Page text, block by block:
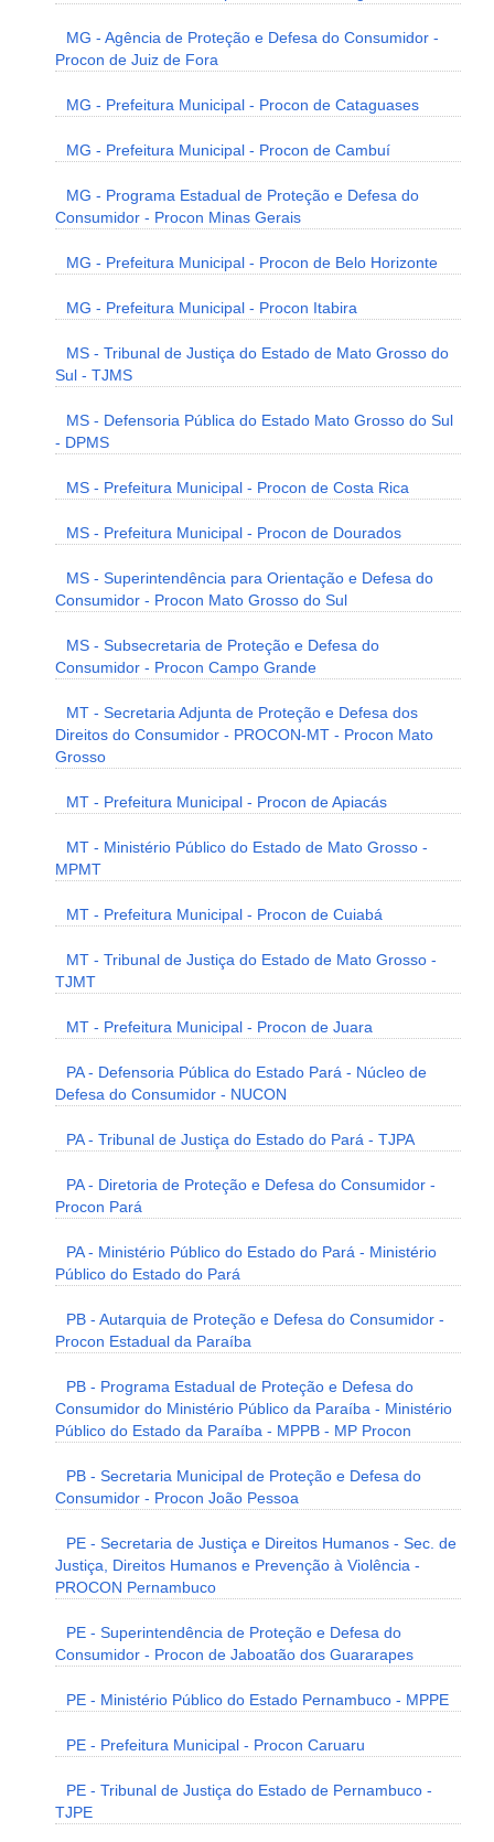
MG - Agência de Proteção e Defesa do Consumidor -
Procon de Juiz de Fora
MG - Prefeitura Municipal - Procon de Cataguases
MG - Prefeitura Municipal - Procon de Cambuí
MG - Programa Estadual de Proteção e Defesa do
Consumidor - Procon Minas Gerais
MG - Prefeitura Municipal - Procon de Belo Horizonte
MG - Prefeitura Municipal - Procon Itabira
MS - Tribunal de Justiça do Estado de Mato Grosso do
Sul - TJMS
MS - Defensoria Pública do Estado Mato Grosso do Sul
- DPMS
MS - Prefeitura Municipal - Procon de Costa Rica
MS - Prefeitura Municipal - Procon de Dourados
MS - Superintendência para Orientação e Defesa do
Consumidor - Procon Mato Grosso do Sul
MS - Subsecretaria de Proteção e Defesa do
Consumidor - Procon Campo Grande
MT - Secretaria Adjunta de Proteção e Defesa dos
Direitos do Consumidor - PROCON-MT - Procon Mato
Grosso
MT - Prefeitura Municipal - Procon de Apiacás
MT - Ministério Público do Estado de Mato Grosso -
MPMT
MT - Prefeitura Municipal - Procon de Cuiabá
MT - Tribunal de Justiça do Estado de Mato Grosso -
TJMT
MT - Prefeitura Municipal - Procon de Juara
PA - Defensoria Pública do Estado Pará - Núcleo de
Defesa do Consumidor - NUCON
PA - Tribunal de Justiça do Estado do Pará - TJPA
PA - Diretoria de Proteção e Defesa do Consumidor -
Procon Pará
PA - Ministério Público do Estado do Pará - Ministério
Público do Estado do Pará
PB - Autarquia de Proteção e Defesa do Consumidor -
Procon Estadual da Paraíba
PB - Programa Estadual de Proteção e Defesa do
Consumidor do Ministério Público da Paraíba - Ministério
Público do Estado da Paraíba - MPPB - MP Procon
PB - Secretaria Municipal de Proteção e Defesa do
Consumidor - Procon João Pessoa
PE - Secretaria de Justiça e Direitos Humanos - Sec. de
Justiça, Direitos Humanos e Prevenção à Violência -
PROCON Pernambuco
PE - Superintendência de Proteção e Defesa do
Consumidor - Procon de Jaboatão dos Guararapes
PE - Ministério Público do Estado Pernambuco - MPPE
PE - Prefeitura Municipal - Procon Caruaru
PE - Tribunal de Justiça do Estado de Pernambuco -
TJPE